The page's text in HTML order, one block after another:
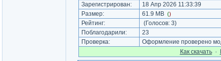
Зарегистрирован:
18 Апр 2026 11:33:39
Размер:
61.9 MB ()
Рейтинг: (Голосов: 3)
Поблагодарили:
23
Проверка:
Оформление проверено
Как cкачать·